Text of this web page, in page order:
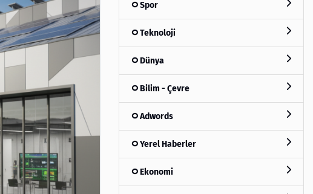
Spor
Teknoloji
Dünya
Bilim - Çevre
Adwords
Yerel Haberler
Ekonomi